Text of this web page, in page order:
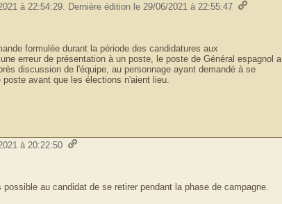
à 22:54:29. Dernière édition le 29/06/2021 à 22:55:47
formulée durant la période des candidatures aux
erreur de présentation à un poste, le poste de Général espagnol a
discussion de l'équipe, au personnage ayant demandé à se
poste avant que les élections n'aient lieu.
à 20:22:50
possible au candidat de se retirer pendant la phase de campagne.